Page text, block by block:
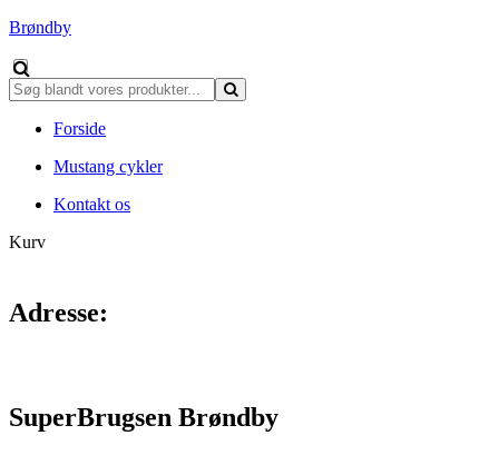
Brøndby
Forside
Mustang cykler
Kontakt os
Kurv
Adresse:
SuperBrugsen Brøndby